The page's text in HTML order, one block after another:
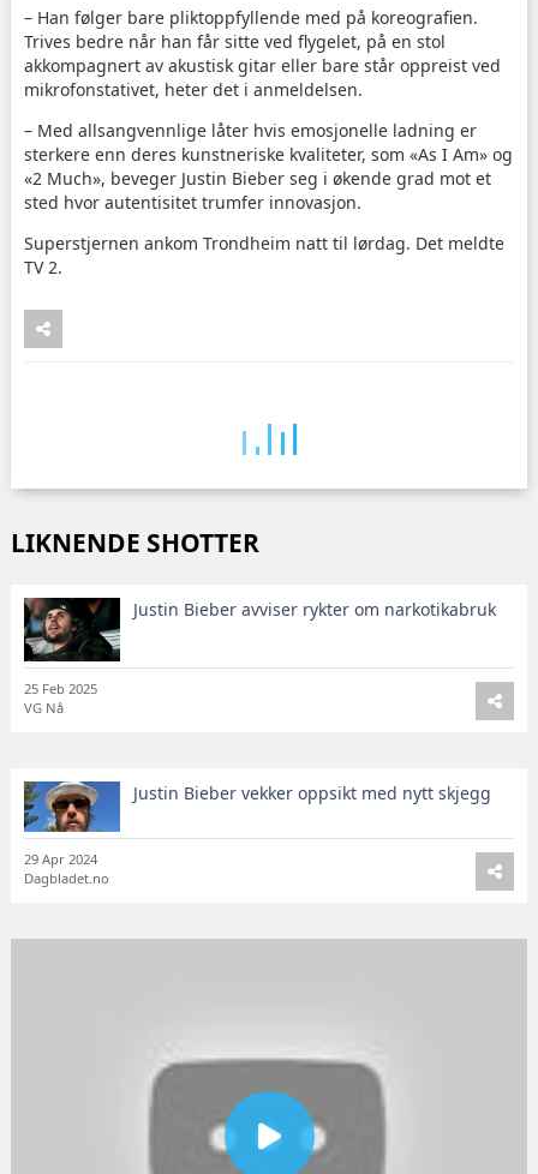
– Han følger bare pliktoppfyllende med på koreografien.
Trives bedre når han får sitte ved flygelet, på en stol
akkompagnert av akustisk gitar eller bare står oppreist ved
mikrofonstativet, heter det i anmeldelsen.
– Med allsangvennlige låter hvis emosjonelle ladning er
sterkere enn deres kunstneriske kvaliteter, som «As I Am» og
«2 Much», beveger Justin Bieber seg i økende grad mot et
sted hvor autentisitet trumfer innovasjon.
Superstjernen ankom Trondheim natt til lørdag. Det meldte
TV 2.
LIKNENDE SHOTTER
Justin Bieber avviser rykter om narkotikabruk
25 Feb 2025
VG Nå
Justin Bieber vekker oppsikt med nytt skjegg
29 Apr 2024
Dagbladet.no